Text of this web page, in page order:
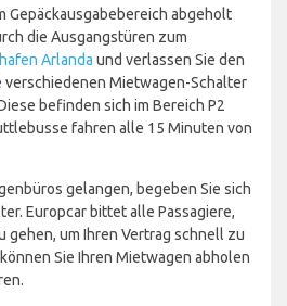
Gepäckausgabebereich abgeholt
die Ausgangstüren zum
Arlanda und verlassen Sie den
verschiedenen Mietwagen-Schalter
befinden sich im Bereich P2
fahren alle 15 Minuten von
gelangen, begeben Sie sich
Europcar bittet alle Passagiere,
gehen, um Ihren Vertrag schnell zu
Sie Ihren Mietwagen abholen